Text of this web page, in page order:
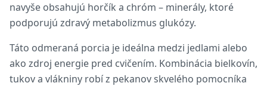
navyše obsahujú horčík a chróm – minerály, ktoré
podporujú zdravý metabolizmus glukózy.
Táto odmeraná porcia je ideálna medzi jedlami alebo
ako zdroj energie pred cvičením. Kombinácia bielkovín,
tukov a vlákniny robí z pekanov skvelého pomocníka